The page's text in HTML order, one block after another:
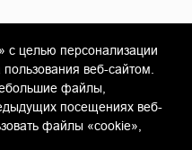
ООО «Гамма
с целью персонализации
веб-сайтом.
файлы,
посещениях веб-
файлы «cookie»,